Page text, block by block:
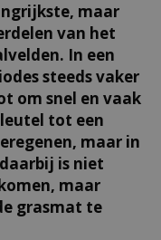
maar
van het
In een
steeds vaker
om snel en vaak
tot een
maar in
is niet
maar
grasmat te